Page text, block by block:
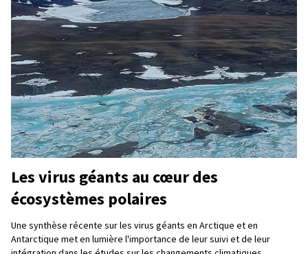
Les virus géants au cœur des
écosystèmes polaires
Une synthèse récente sur les virus géants en Arctique et en
Antarctique met en lumière l'importance de leur suivi et de leur